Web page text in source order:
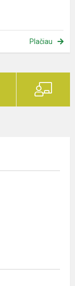
Plačiau